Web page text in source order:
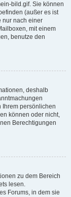
bild.gif. Sie können
(außer es ist
nur nach einer
mit einem
benutze den
deshalb
Ihrem persönlichen
können oder nicht,
Berechtigungen
zu dem Bereich
lesen.
Forums, in dem sie